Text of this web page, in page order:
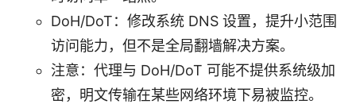
DoH/DoT：修改系统 DNS 设置，提升小范围
访问能力，但不是全局翻墙解决方案。
注意：代理与 DoH/DoT 可能不提供系统级加
密，明文传输在某些网络环境下易被监控。